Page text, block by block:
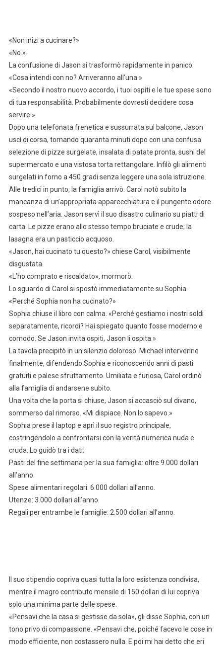
«Non inizi a cucinare?»
«No.»
La confusione di Jason si trasformò rapidamente in panico.
«Cosa intendi con no? Arriveranno all’una.»
«Secondo il nostro nuovo accordo, i tuoi ospiti e le tue spese sono
di tua responsabilità. Probabilmente dovresti decidere cosa
servire.»
Dopo una telefonata frenetica e sussurrata sul balcone, Jason
uscì di corsa, tornando quaranta minuti dopo con una confusa
selezione di pizze surgelate, insalata di patate pronta, sushi del
supermercato e una vistosa torta rettangolare. Infilò gli alimenti
surgelati in forno a 450 gradi senza leggere una sola istruzione.
Alle tredici in punto, la famiglia arrivò. Carol notò subito la
mancanza di un’appropriata apparecchiatura e il pungente odore
sospeso nell’aria. Jason servì il suo disastro culinario su piatti di
carta. Le pizze erano allo stesso tempo bruciate e crude; la
lasagna era un pasticcio acquoso.
«Jason, hai cucinato tu questo?» chiese Carol, visibilmente
disgustata.
«L’ho comprato e riscaldato», mormorò.
Lo sguardo di Carol si spostò immediatamente su Sophia.
«Perché Sophia non ha cucinato?»
Sophia chiuse il libro con calma. «Perché gestiamo i nostri soldi
separatamente, ricordi? Hai spiegato quanto fosse moderno e
comodo. Se Jason invita ospiti, Jason li ospita.»
La tavola precipitò in un silenzio doloroso. Michael intervenne
finalmente, difendendo Sophia e riconoscendo anni di pasti
gratuiti e palese sfruttamento. Umiliata e furiosa, Carol ordinò
alla famiglia di andarsene subito.
Una volta che la porta si chiuse, Jason si accasciò sul divano,
sommerso dal rimorso. «Mi dispiace. Non lo sapevo.»
Sophia prese il laptop e aprì il suo registro principale,
costringendolo a confrontarsi con la verità numerica nuda e
cruda. Lo guidò tra i dati:
Pasti del fine settimana per la sua famiglia: oltre 9.000 dollari
all’anno.
Spese alimentari regolari: 6.000 dollari all’anno.
Utenze: 3.000 dollari all’anno.
Regali per entrambe le famiglie: 2.500 dollari all’anno.
Il suo stipendio copriva quasi tutta la loro esistenza condivisa,
mentre il magro contributo mensile di 150 dollari di lui copriva
solo una minima parte delle spese.
«Pensavi che la casa si gestisse da sola», gli disse Sophia, con un
tono privo di compassione. «Pensavi che, poiché facevo le cose in
modo efficiente, non costassero nulla. E poi mi hai detto che eri